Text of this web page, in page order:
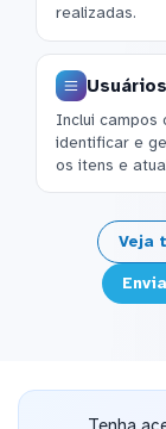
realizadas.
Usuários
Inclui campos
identificar e
os itens e
Veja